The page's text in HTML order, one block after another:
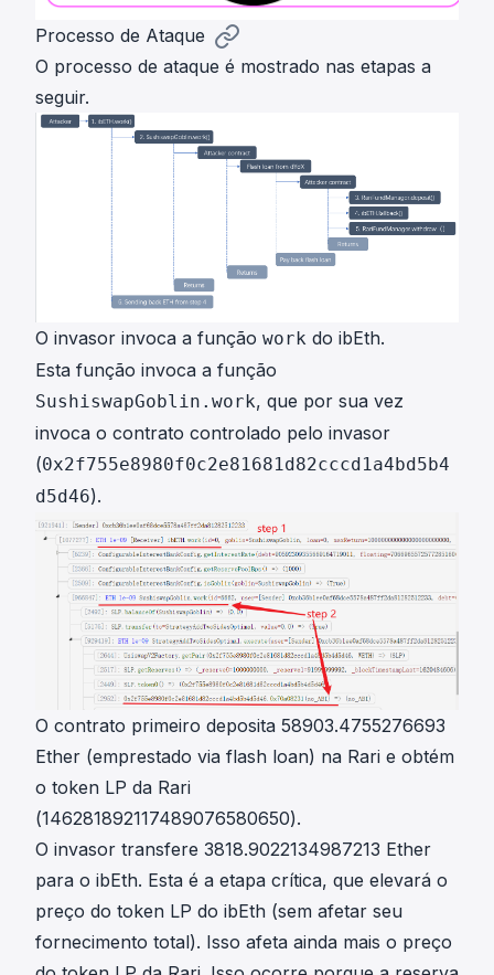
Processo de Ataque
O processo de ataque é mostrado nas etapas a
seguir.
O invasor invoca a função work do ibEth.
Esta função invoca a função
SushiswapGoblin.work, que por sua vez
invoca o contrato controlado pelo invasor
(0x2f755e8980f0c2e81681d82cccd1a4bd5b4
d5d46).
O contrato primeiro deposita 58903.4755276693
Ether (emprestado via flash loan) na Rari e obtém
o token LP da Rari
(146281892117489076580650).
O invasor transfere 3818.9022134987213 Ether
para o ibEth. Esta é a etapa crítica, que elevará o
preço do token LP do ibEth (sem afetar seu
fornecimento total). Isso afeta ainda mais o preço